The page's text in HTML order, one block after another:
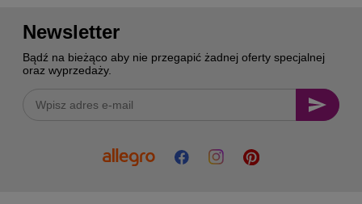
Newsletter
Bądź na bieżąco aby nie przegapić żadnej oferty specjalnej
oraz wyprzedaży.